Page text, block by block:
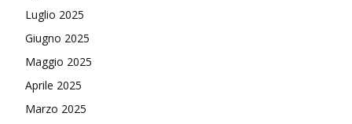
Luglio 2025
Giugno 2025
Maggio 2025
Aprile 2025
Marzo 2025